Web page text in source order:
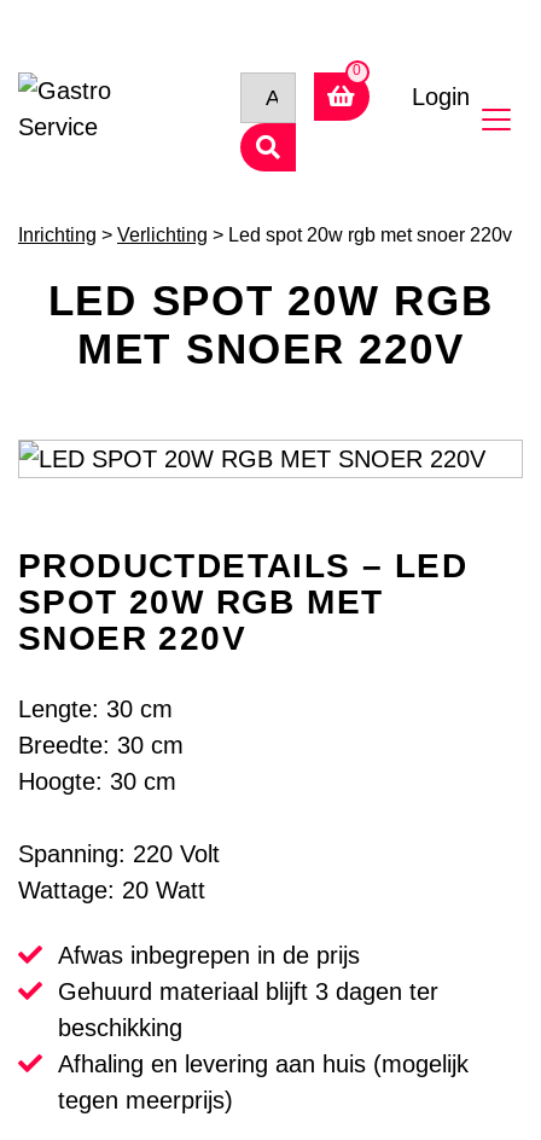
Login
Inrichting > Verlichting > Led spot 20w rgb met snoer 220v
LED SPOT 20W RGB
MET SNOER 220V
PRODUCTDETAILS – LED
SPOT 20W RGB MET
SNOER 220V
Lengte: 30 cm
Breedte: 30 cm
Hoogte: 30 cm
Spanning: 220 Volt
Wattage: 20 Watt
Afwas inbegrepen in de prijs
Gehuurd materiaal blijft 3 dagen ter
beschikking
Afhaling en levering aan huis (mogelijk
tegen meerprijs)